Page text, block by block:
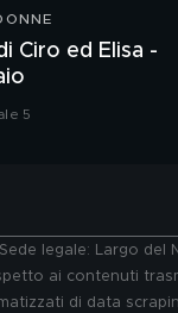
Ciro ed Elisa -
5
legale: Largo
ai contenuti
di data